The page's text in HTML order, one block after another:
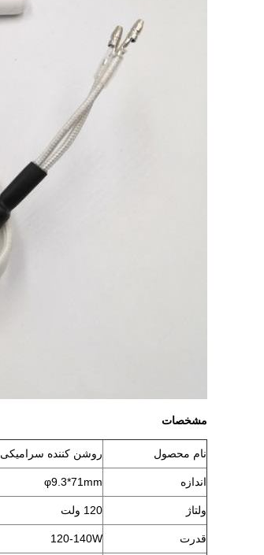
مشخصات
نام محصول روشن کننده سرامیکی GMG 12V DC
اندازه φ9.3*71mm
ولتاژ 120 ولت
قدرت 120-140W